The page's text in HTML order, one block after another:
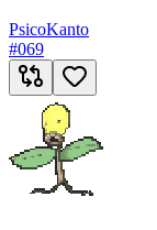
PsicoKanto
#069